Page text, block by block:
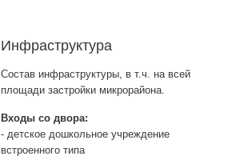
Инфраструктура
Состав инфраструктуры, в т.ч. на всей
площади застройки микрорайона.
Входы со двора:
- детское дошкольное учреждение
встроенного типа